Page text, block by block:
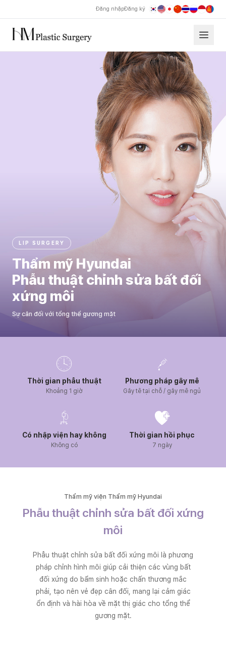
Đăng nhậpĐăng ký
Thẩm mỹ Hyundai chỉnh sửa bất đối xứng môi
LIP SURGERY
Thẩm mỹ Hyundai
Phẫu thuật chỉnh sửa bất đối
xứng môi
Sự cân đối với tổng thể gương mặt
Thời gian phẫu thuật
Khoảng 1 giờ
Phương pháp gây mê
Gây tê tại chỗ / gây mê ngủ
Có nhập viện hay không
Không có
Thời gian hồi phục
7 ngày
Thẩm mỹ viện Thẩm mỹ Hyundai
Phẫu thuật chỉnh sửa bất đối xứng
môi
Phẫu thuật chỉnh sửa bất đối xứng môi là phương
pháp chỉnh hình môi giúp cải thiện các vùng bất
đối xứng do bẩm sinh hoặc chấn thương mắc
phải, tạo nên vẻ đẹp cân đối, mang lại cảm giác
ổn định và hài hòa về mặt thị giác cho tổng thể
gương mặt.